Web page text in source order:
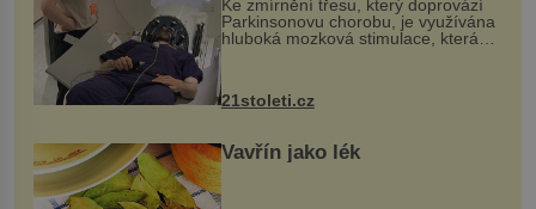
Ke zmírnění třesu, který doprovází
Parkinsonovu chorobu, je využívána
hluboká mozková stimulace, která
však vyžaduje vysoce invazivní
k dostatečně přesnému zacílení ...
21stoleti.cz
Vavřín jako lék